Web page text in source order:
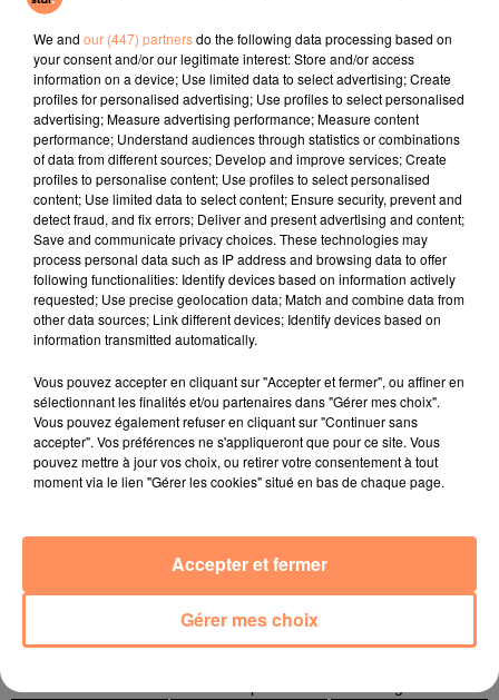
Espresso
l'horoscope
Bélier Taureau Gémeaux
We and our (447) partnersdo the following data processing based on
your consent and/or our legitimate interest: Store and/or access
information on a device; Use limited data to select advertising; Create
profiles for personalised advertising; Use profiles to select personalised
advertising; Measure advertising performance; Measure content
performance; Understand audiences through statistics or combinations
of data from different sources; Develop and improve services; Create
profiles to personalise content; Use profiles to select personalised
content; Use limited data to select content; Ensure security, prevent and
detect fraud, and fix errors; Deliver and present advertising and content;
Save and communicate privacy choices. These technologies may
process personal data such as IP address and browsing data to offer
following functionalities: Identify devices based on information actively
requested; Use precise geolocation data; Match and combine data from
other data sources; Link different devices; Identify devices based on
information transmitted automatically.
Vous pouvez accepter en cliquant sur "Accepter et fermer", ou affiner en
sélectionnant les finalités et/ou partenaires dans "Gérer mes choix".
Vous pouvez également refuser en cliquant sur "Continuer sans
accepter". Vos préférences ne s'appliqueront que pour ce site. Vous
pouvez mettre à jour vos choix, ou retirer votre consentement à tout
moment via le lien "Gérer les cookies" situé en bas de chaque page.
Gérer mes choix
Accepter et fermer